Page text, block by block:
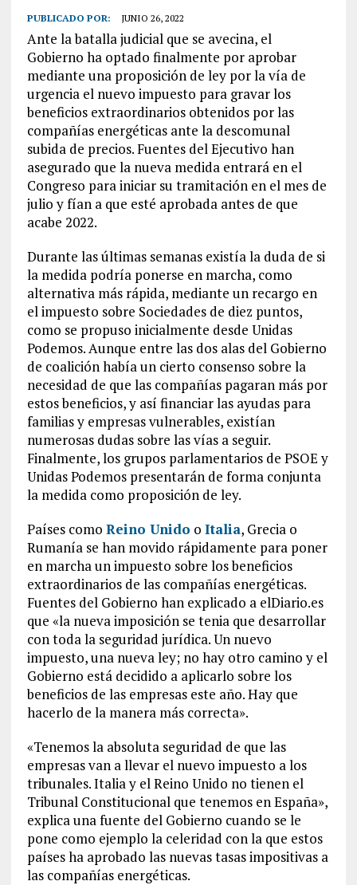
PUBLICADO POR: JUNIO 26, 2022
Ante la batalla judicial que se avecina, el
Gobierno ha optado finalmente por aprobar
mediante una proposición de ley por la vía de
urgencia el nuevo impuesto para gravar los
beneficios extraordinarios obtenidos por las
compañías energéticas ante la descomunal
subida de precios. Fuentes del Ejecutivo han
asegurado que la nueva medida entrará en el
Congreso para iniciar su tramitación en el mes de
julio y fían a que esté aprobada antes de que
acabe 2022.
Durante las últimas semanas existía la duda de si
la medida podría ponerse en marcha, como
alternativa más rápida, mediante un recargo en
el impuesto sobre Sociedades de diez puntos,
como se propuso inicialmente desde Unidas
Podemos. Aunque entre las dos alas del Gobierno
de coalición había un cierto consenso sobre la
necesidad de que las compañías pagaran más por
estos beneficios, y así financiar las ayudas para
familias y empresas vulnerables, existían
numerosas dudas sobre las vías a seguir.
Finalmente, los grupos parlamentarios de PSOE y
Unidas Podemos presentarán de forma conjunta
la medida como proposición de ley.
Países como Reino Unido o Italia, Grecia o
Rumanía se han movido rápidamente para poner
en marcha un impuesto sobre los beneficios
extraordinarios de las compañías energéticas.
Fuentes del Gobierno han explicado a elDiario.es
que «la nueva imposición se tenia que desarrollar
con toda la seguridad jurídica. Un nuevo
impuesto, una nueva ley; no hay otro camino y el
Gobierno está decidido a aplicarlo sobre los
beneficios de las empresas este año. Hay que
hacerlo de la manera más correcta».
«Tenemos la absoluta seguridad de que las
empresas van a llevar el nuevo impuesto a los
tribunales. Italia y el Reino Unido no tienen el
Tribunal Constitucional que tenemos en España»,
explica una fuente del Gobierno cuando se le
pone como ejemplo la celeridad con la que estos
países ha aprobado las nuevas tasas impositivas a
las compañías energéticas.